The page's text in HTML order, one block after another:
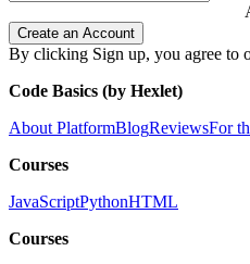
Create an Account
By clicking Sign up, you agree to
Code Basics (by Hexlet)
About PlatformBlogReviewsFor
Courses
JavaScriptPythonHTML
Courses